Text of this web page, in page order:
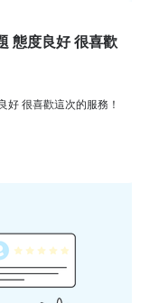
態度良好 很喜歡
好 很喜歡這次的服務！